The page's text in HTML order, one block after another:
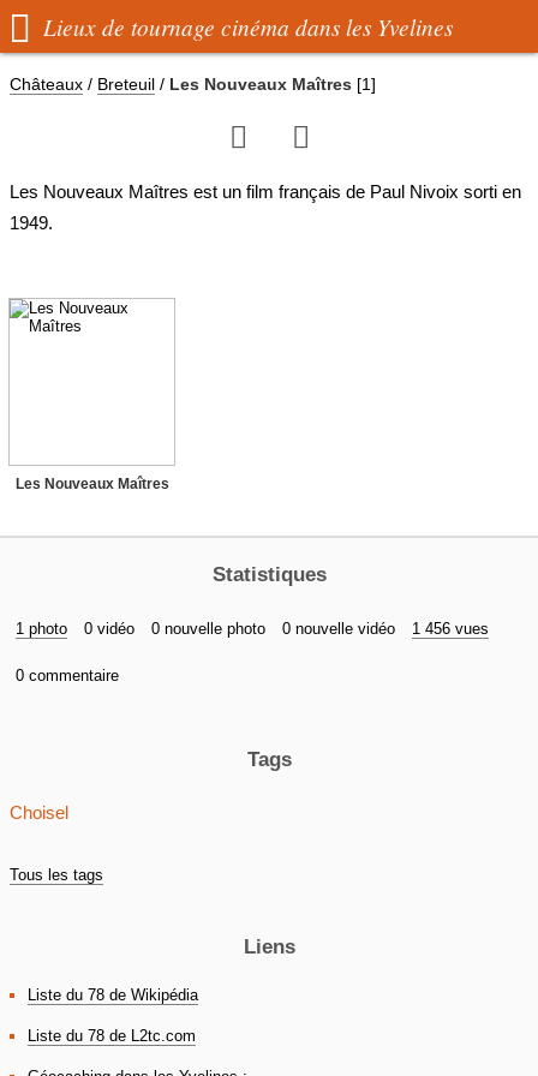
 Lieux de tournage cinéma dans les Yvelines
Châteaux / Breteuil / Les Nouveaux Maîtres [1]
 
Les Nouveaux Maîtres est un film français de Paul Nivoix sorti en
1949.
Les Nouveaux Maîtres
Statistiques
1 photo 0 vidéo 0 nouvelle photo 0 nouvelle vidéo 1 456 vues
0 commentaire
Tags
Choisel
Tous les tags
Liens
Liste du 78 de Wikipédia
Liste du 78 de L2tc.com